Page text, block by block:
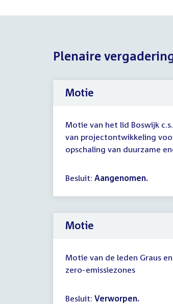
Plenaire
Motie
Motie van het lid Boswijk
van projectontwikkeling
opschaling van duurzame
Besluit: Aangenomen.
Motie
Motie van de leden Graus
zero-emissiezones
Besluit: Verworpen.